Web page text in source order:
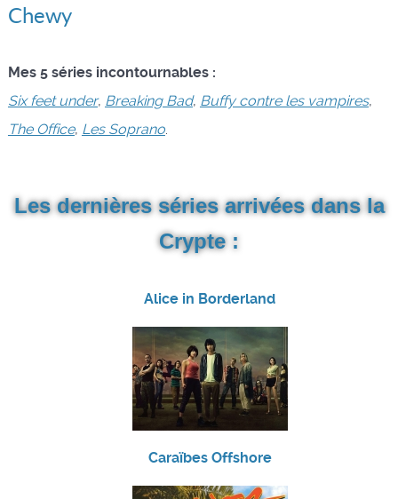
Chewy
Mes 5 séries incontournables :
Six feet under, Breaking Bad, Buffy contre les vampires,
The Office, Les Soprano.
Les dernières séries arrivées dans la
Crypte :
Alice in Borderland
Caraïbes Offshore